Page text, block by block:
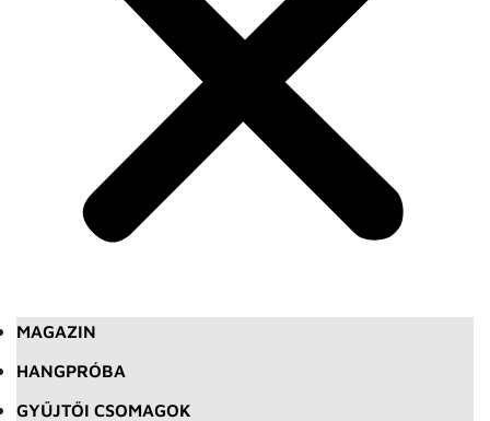
MAGAZIN
HANGPRÓBA
GYŰJTŐI CSOMAGOK